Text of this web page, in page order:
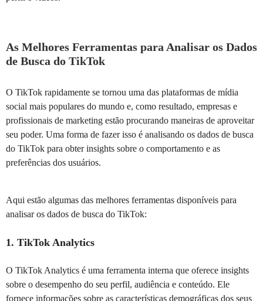
As Melhores Ferramentas para Analisar os Dados
de Busca do TikTok
O TikTok rapidamente se tornou uma das plataformas de mídia
social mais populares do mundo e, como resultado, empresas e
profissionais de marketing estão procurando maneiras de aproveitar
seu poder. Uma forma de fazer isso é analisando os dados de busca
do TikTok para obter insights sobre o comportamento e as
preferências dos usuários.
Aqui estão algumas das melhores ferramentas disponíveis para
analisar os dados de busca do TikTok:
1. TikTok Analytics
O TikTok Analytics é uma ferramenta interna que oferece insights
sobre o desempenho do seu perfil, audiência e conteúdo. Ele
fornece informações sobre as características demográficas dos seus